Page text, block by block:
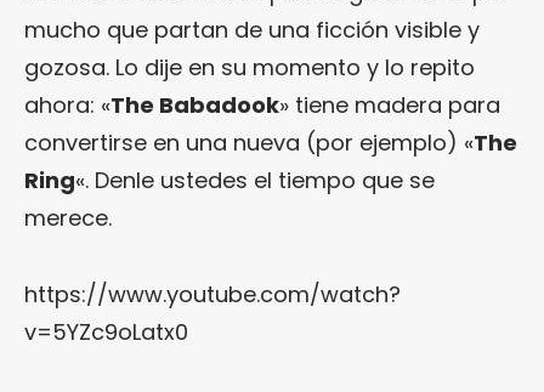
mucho que partan de una ficción visible y
gozosa. Lo dije en su momento y lo repito
ahora: «The Babadook» tiene madera para
convertirse en una nueva (por ejemplo) «The
Ring«. Denle ustedes el tiempo que se
merece.
https://www.youtube.com/watch?
v=5YZc9oLatx0